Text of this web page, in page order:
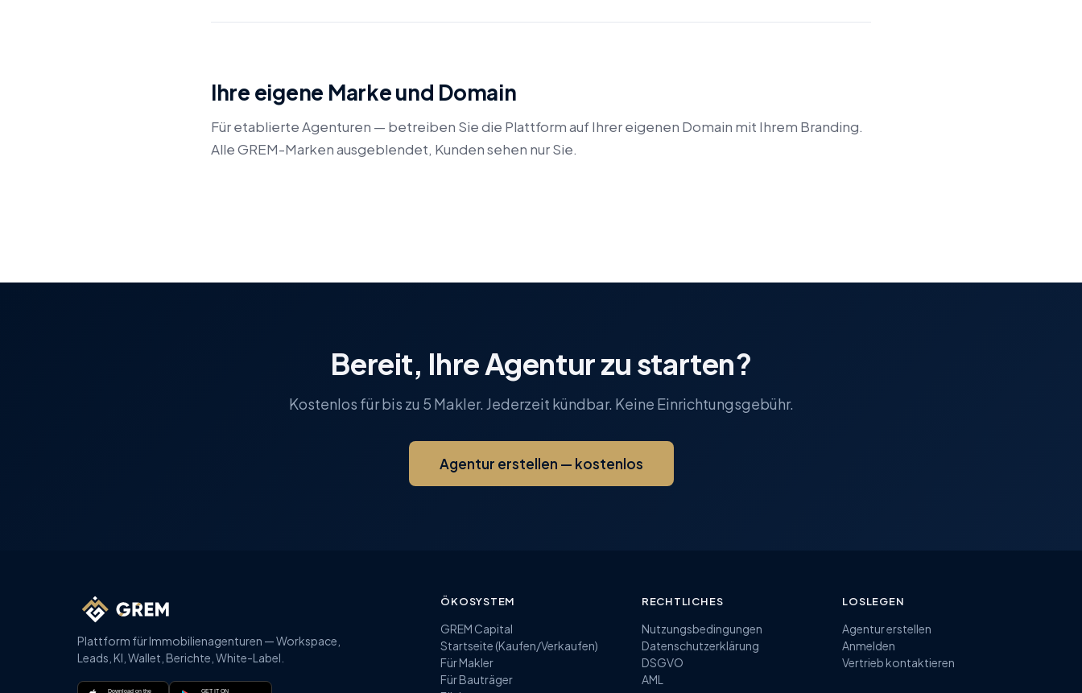
Ihre eigene Marke und Domain
Für etablierte Agenturen — betreiben Sie die Plattform auf Ihrer eigenen Domain mit Ihrem Branding.
Alle GREM-Marken ausgeblendet, Kunden sehen nur Sie.
Bereit, Ihre Agentur zu starten?
Kostenlos für bis zu 5 Makler. Jederzeit kündbar. Keine Einrichtungsgebühr.
Agentur erstellen — kostenlos
Plattform für Immobilienagenturen — Workspace,
Leads, KI, Wallet, Berichte, White-Label.
Download on the GET IT ON
ÖKOSYSTEM
GREM Capital
Startseite (Kaufen/Verkaufen)
Für Makler
Für Bauträger
RECHTLICHES
Nutzungsbedingungen
Datenschutzerklärung
DSGVO
AML
LOSLEGEN
Agentur erstellen
Anmelden
Vertrieb kontaktieren